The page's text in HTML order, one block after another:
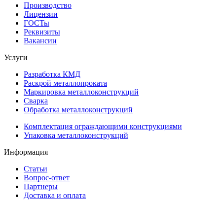
Производство
Лицензии
ГОСТы
Реквизиты
Вакансии
Услуги
Разработка КМД
Раскрой металлопроката
Маркировка металлоконструкций
Сварка
Обработка металлоконструкций
Комплектация ограждающими конструкциями
Упаковка металлоконструкций
Информация
Статьи
Вопрос-ответ
Партнеры
Доставка и оплата